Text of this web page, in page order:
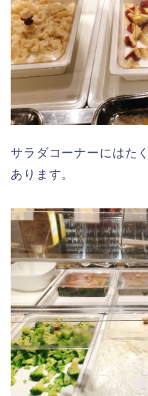
サラダコーナーにはた
あります。